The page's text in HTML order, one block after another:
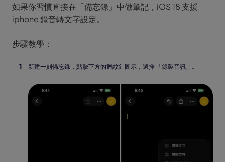
如果你習慣直接在「備忘錄」中做筆記，iOS 18 支援
iphone 錄音轉文字設定。
步驟教學：
新建一則備忘錄，點擊下方的迴紋針圖示，選擇 「錄製音訊」。